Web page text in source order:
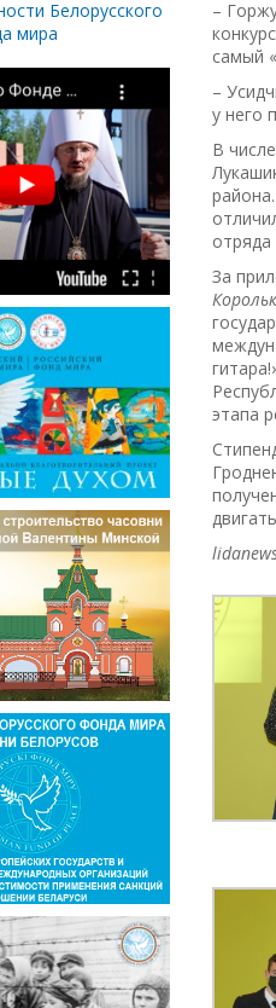
Белорусского
мира
–
самый
–
у него
В
За
этапа